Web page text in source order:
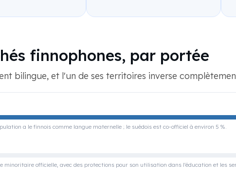
finnophones, par portée
bilingue, et l'un de ses territoires inverse
a le finnois comme langue maternelle ; le suédois est co-officiel à environ 5 %.
minoritaire officielle, avec des protections pour son utilisation dans l'éducation et les